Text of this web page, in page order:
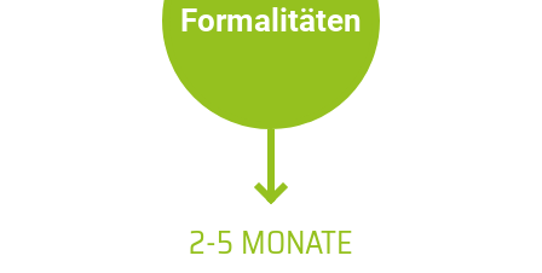
Formalitäten
2-5 MONATE